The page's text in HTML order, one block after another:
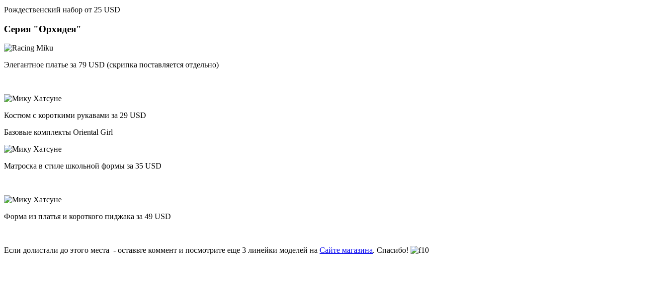
Рождественский набор от 25 USD
Серия "Орхидея"
Элегантное платье за 79 USD (скрипка поставляется отдельно)
Костюм с короткими рукавами за 29 USD
Базовые комплекты Oriental Girl
Матроска в стиле школьной формы за 35 USD
Форма из платья и короткого пиджака за 49 USD
Если долистали до этого места - оставьте коммент и посмотрите еще 3 линейки моделей на Сайте магазина. Спасибо!